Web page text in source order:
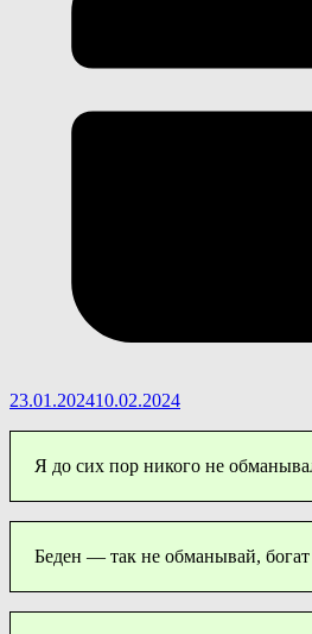
23.01.202410.02.2024
Я до сих пор никого не
Беден — так не обманывай, богат